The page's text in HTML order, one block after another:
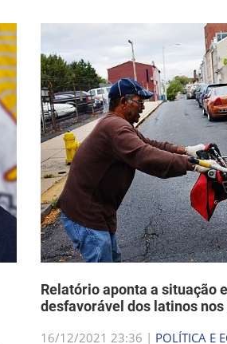
Relatório aponta a situação
desfavorável dos latinos nos
16/12/2021 23:36 | POLÍTICA E